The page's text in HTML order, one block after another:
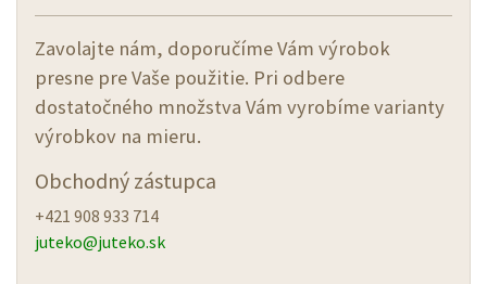
Zavolajte nám, doporučíme Vám výrobok
presne pre Vaše použitie. Pri odbere
dostatočného množstva Vám vyrobíme varianty
výrobkov na mieru.
Obchodný zástupca
+421 908 933 714
juteko@juteko.sk